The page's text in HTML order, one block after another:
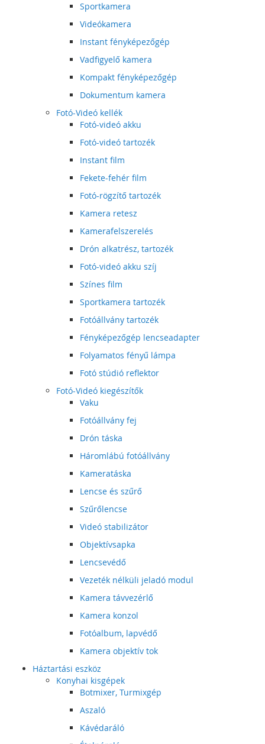
Sportkamera
Videókamera
Instant fényképezőgép
Vadfigyelő kamera
Kompakt fényképezőgép
Dokumentum kamera
Fotó-Videó kellék
Fotó-videó akku
Fotó-videó tartozék
Instant film
Fekete-fehér film
Fotó-rögzítő tartozék
Kamera retesz
Kamerafelszerelés
Drón alkatrész, tartozék
Fotó-videó akku szíj
Színes film
Sportkamera tartozék
Fotóállvány tartozék
Fényképezőgép lencseadapter
Folyamatos fényű lámpa
Fotó stúdió reflektor
Fotó-Videó kiegészítők
Vaku
Fotóállvány fej
Drón táska
Háromlábú fotóállvány
Kameratáska
Lencse és szűrő
Szűrőlencse
Videó stabilizátor
Objektívsapka
Lencsevédő
Vezeték nélküli jeladó modul
Kamera távvezérlő
Kamera konzol
Fotóalbum, lapvédő
Kamera objektív tok
Háztartási eszköz
Konyhai kisgépek
Botmixer, Turmixgép
Aszaló
Kávédaráló